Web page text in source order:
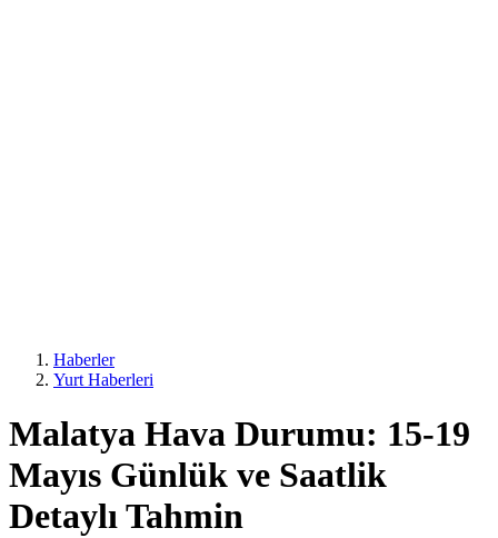
Haberler
Yurt Haberleri
Malatya Hava Durumu: 15-19
Mayıs Günlük ve Saatlik
Detaylı Tahmin